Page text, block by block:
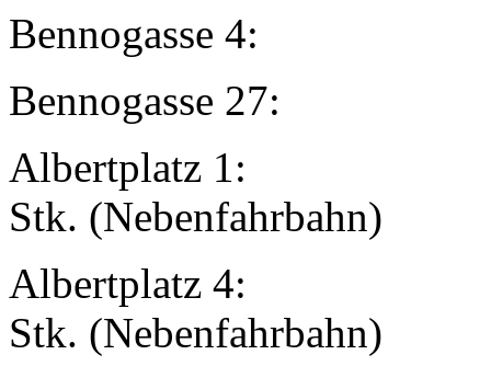
Stk. (Nebenfahrbahn)
Stk. (Nebenfahrbahn)